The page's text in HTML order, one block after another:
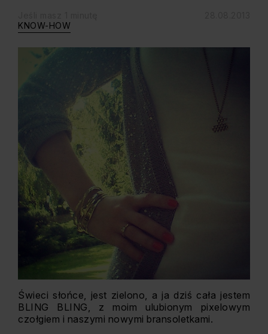
KNOW-HOW
Świeci słońce, jest zielono, a ja dziś cała jestem
BLING BLING, z moim ulubionym pixelowym
czołgiem i naszymi nowymi bransoletkami.